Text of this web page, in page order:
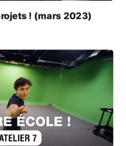
! (mars 2023)